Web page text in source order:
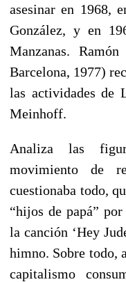
asesinar en 1968,
González, y en
Manzanas.
Barcelona, 1977)
las actividades de
Meinhoff.
Analiza las
movimiento de
cuestionaba todo,
“hijos de papá”
la canción ‘Hey
himno. Sobre todo,
capitalismo